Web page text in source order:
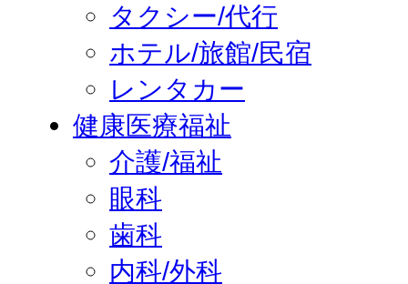
タクシー/代行
ホテル/旅館/民宿
レンタカー
健康医療福祉
介護/福祉
眼科
歯科
内科/外科